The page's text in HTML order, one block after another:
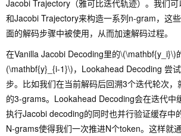
Jacobi Trajectory（雅可比迭代轨迹）。我们
和Jacobi Trajectory来构造一系列n-gram，这
面的解码步骤中被使用，从而加速解码过程。
在Vanilla Jacobi Decoding里的\(\mathbf{y_i}\)
(\mathbf{y}_{i-1}\)，Lookahead Decoding 尝
步。比如我们在当前解码后回溯3个迭代轮次，
的3-grams。Lookahead Decoding会在迭代中
执行Jacobi decoding的同时也并行验证缓存中
N-grams使得我们一次推进N个token。这样就